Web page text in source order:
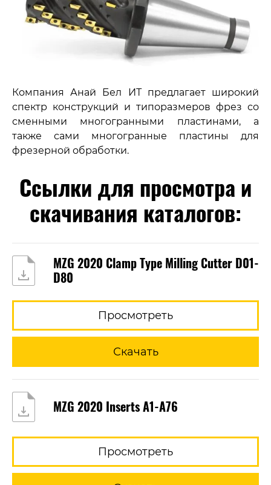
Компания Анай Бел ИТ предлагает широкий
спектр конструкций и типоразмеров фрез со
сменными многогранными пластинами, а
также сами многогранные пластины для
фрезерной обработки.
Ссылки для просмотра и
скачивания каталогов:
MZG 2020 Clamp Type Milling Cutter D01-
D80
Просмотреть
Скачать
MZG 2020 Inserts A1-A76
Просмотреть